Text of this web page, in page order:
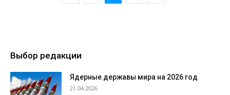
Выбор редакции
Ядерные державы мира на 2026 год
21.04.2026